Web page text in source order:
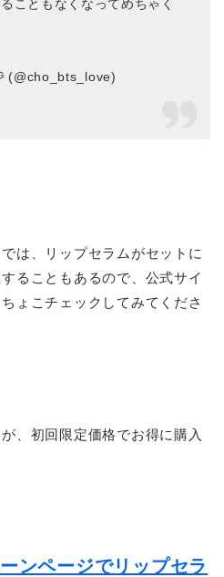
こともなくなってめちゃく
(@cho_bts_love)
は、リップセラムがセットに
ることもあるので、公式サイ
ょこチェックしてみてくださ
、初回限定価格でお得に購入
ンページでリップセラ